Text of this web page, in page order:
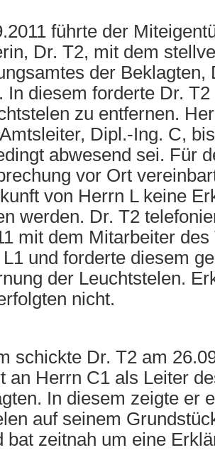
führte der
Dr. T2, mit dem
der Beklagten,
In diesem forderte Dr.
zu entfernen.
Dipl.-Ing. C,
abwesend sei. Für
vor Ort
von Herrn L keine
werden. Dr. T2
mit dem Mitarbeiter
und forderte diesem
der Leuchtstelen.
nicht.
schickte Dr. T2 am
an Herrn C1 als Leiter
In diesem zeigte er
auf seinem
bat zeitnah um eine